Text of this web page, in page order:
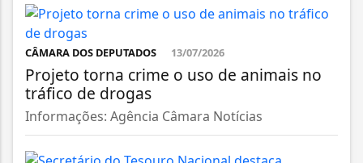
CÂMARA DOS DEPUTADOS 13/07/2026
Projeto torna crime o uso de animais no
tráfico de drogas
Informações: Agência Câmara Notícias